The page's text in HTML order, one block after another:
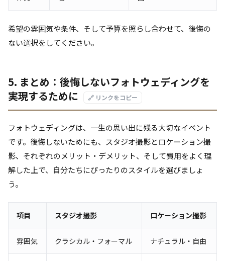
希望の雰囲気や条件、そして予算を照らし合わせて、後悔の
ない選択をしてください。
5. まとめ：後悔しないフォトウェディングを
実現するために
🔗 リンクをコピー
フォトウェディングは、一生の思い出に残る大切なイベント
です。後悔しないためにも、スタジオ撮影とロケーション撮
影、それぞれのメリット・デメリット、そして費用をよく理
解した上で、自分たちにぴったりのスタイルを選びましょ
う。
項目 スタジオ撮影 ロケーション撮影
雰囲気 クラシカル・フォーマル ナチュラル・自由